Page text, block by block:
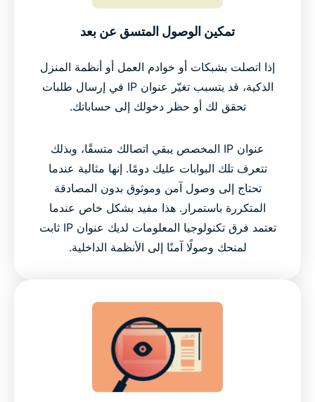
تمكين الوصول المتسق عن بعد
إذا اتصلت بشبكات أو خوادم العمل أو أنظمة المنزل
الذكية، قد يتسبب تغيّر عنوان IP في إرسال طلبات
تحقق لك أو حظر دخولك إلى حساباتك.
عنوان IP المخصص يبقي اتصالك متسقًا، وبذلك
تتعرف تلك البوابات عليك دومًا. إنها مثالية عندما
تحتاج إلى وصول آمن وموثوق بدون المصادقة
المتكررة باستمرار. هذا مفيد بشكل خاص عندما
تعتمد فرق تكنولوجيا المعلومات لديك عنوان IP ثابت
لمنحك وصولًا آمنًا إلى الأنظمة الداخلية.